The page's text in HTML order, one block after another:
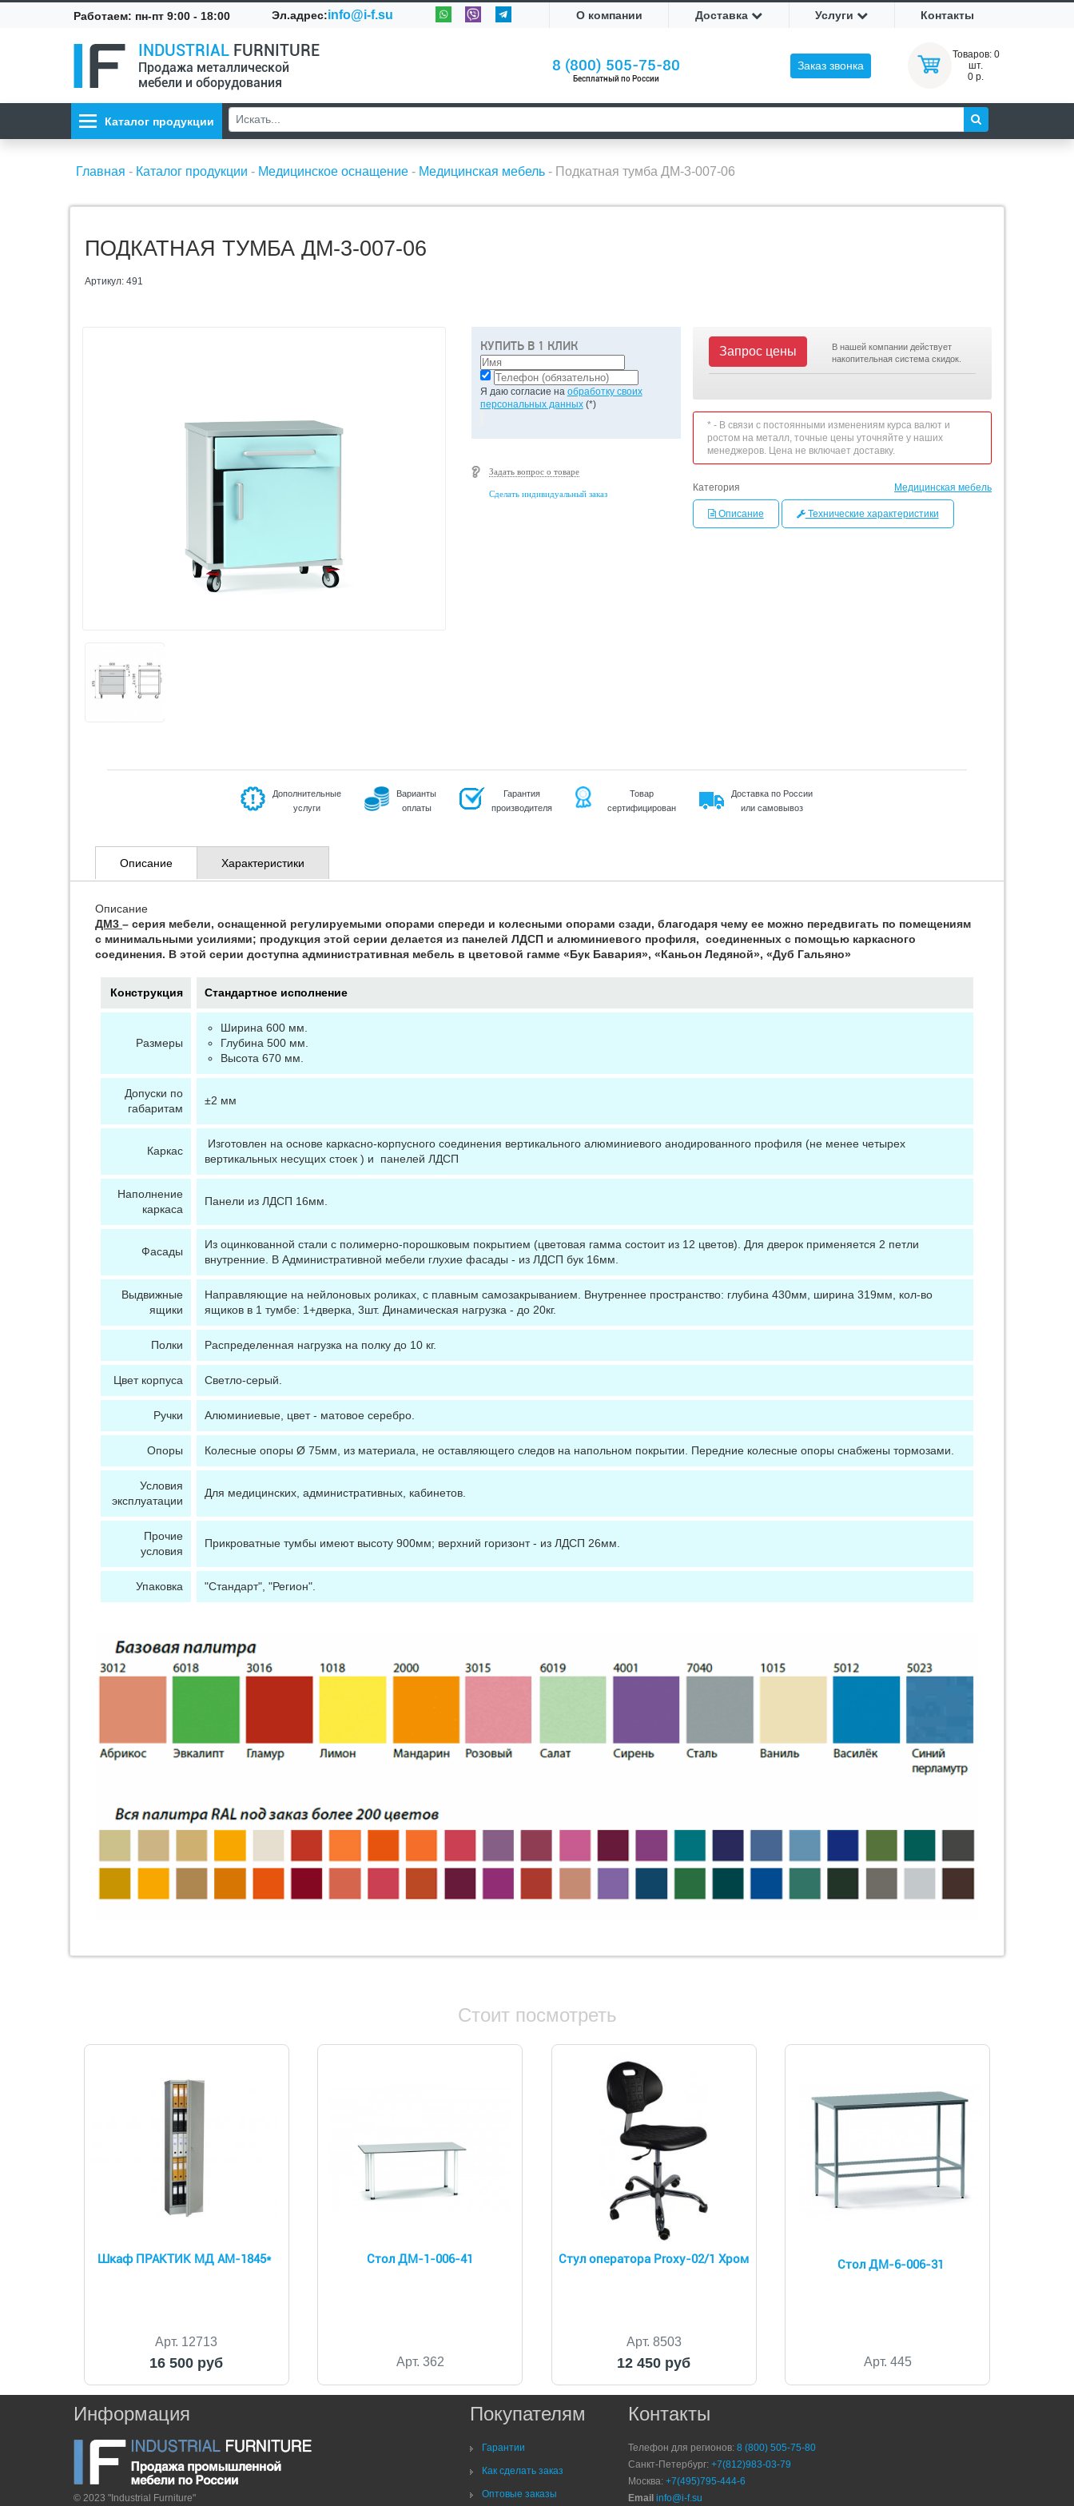
Работаем: пн-пт 9:00 - 18:00 Эл.адрес:info@i-f.su О компании Доставка Услуги Контакты
INDUSTRIAL FURNITURE
Продажа металлической
мебели и оборудования
8 (800) 505-75-80
Бесплатный по России
Заказ звонка
Товаров: 0
шт.
0 р.
Каталог продукции
Главная - Каталог продукции - Медицинское оснащение - Медицинская мебель - Подкатная тумба ДМ-3-007-06
ПОДКАТНАЯ ТУМБА ДМ-3-007-06
Артикул: 491
КУПИТЬ В 1 КЛИК
Я даю согласие на обработку своих
персональных данных(*)
Задать вопрос о товаре
Сделать индивидуальный заказ
Запрос цены
В нашей компании действует
накопительная система скидок.
* - В связи с постоянными изменениям курса валют и
ростом на металл, точные цены уточняйте у наших
менеджеров. Цена не включает доставку.
Категория Медицинская мебель
Описание Технические характеристики
Дополнительные
услуги
Варианты
оплаты
Гарантия
производителя
Товар
сертифицирован
Доставка по России
или самовывоз
Описание Характеристики
Описание
ДМ3 – серия мебели, оснащенной регулируемыми опорами спереди и колесными опорами сзади, благодаря чему ее можно передвигать по помещениям
с минимальными усилиями; продукция этой серии делается из панелей ЛДСП и алюминиевого профиля, соединенных с помощью каркасного
соединения. В этой серии доступна административная мебель в цветовой гамме «Бук Бавария», «Каньон Ледяной», «Дуб Гальяно»
Конструкция Стандартное исполнение
Размеры
Ширина 600 мм.
Глубина 500 мм.
Высота 670 мм.
Допуски по
габаритам
±2 мм
Каркас
Изготовлен на основе каркасно-корпусного соединения вертикального алюминиевого анодированного профиля (не менее четырех
вертикальных несущих стоек ) и панелей ЛДСП
Наполнение
каркаса
Панели из ЛДСП 16мм.
Фасады
Из оцинкованной стали с полимерно-порошковым покрытием (цветовая гамма состоит из 12 цветов). Для дверок применяется 2 петли
внутренние. В Административной мебели глухие фасады - из ЛДСП бук 16мм.
Выдвижные
ящики
Направляющие на нейлоновых роликах, с плавным самозакрыванием. Внутреннее пространство: глубина 430мм, ширина 319мм, кол-во
ящиков в 1 тумбе: 1+дверка, 3шт. Динамическая нагрузка - до 20кг.
Полки Распределенная нагрузка на полку до 10 кг.
Цвет корпуса Светло-серый.
Ручки Алюминиевые, цвет - матовое серебро.
Опоры Колесные опоры Ø 75мм, из материала, не оставляющего следов на напольном покрытии. Передние колесные опоры снабжены тормозами.
Условия
эксплуатации
Для медицинских, административных, кабинетов.
Прочие
условия
Прикроватные тумбы имеют высоту 900мм; верхний горизонт - из ЛДСП 26мм.
Упаковка "Стандарт", "Регион".
Стоит посмотреть
Шкаф ПРАКТИК МД АМ-1845*
Арт. 12713
16 500 руб
Стол ДМ-1-006-41
Арт. 362
Стул оператора Proxy-02/1 Хром
Арт. 8503
12 450 руб
Стол ДМ-6-006-31
Арт. 445
Информация
© 2023 "Industrial Furniture"
Покупателям
Гарантии
Как сделать заказ
Оптовые заказы
Контакты
Телефон для регионов:8 (800) 505-75-80
Санкт-Петербург:+7(812)983-03-79
Москва:+7(495)795-444-6
Email info@i-f.su